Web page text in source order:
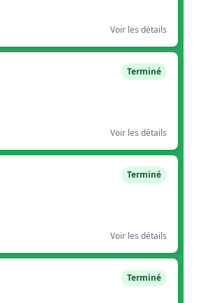
Voir les détails
Terminé
Voir les détails
Terminé
Voir les détails
Terminé